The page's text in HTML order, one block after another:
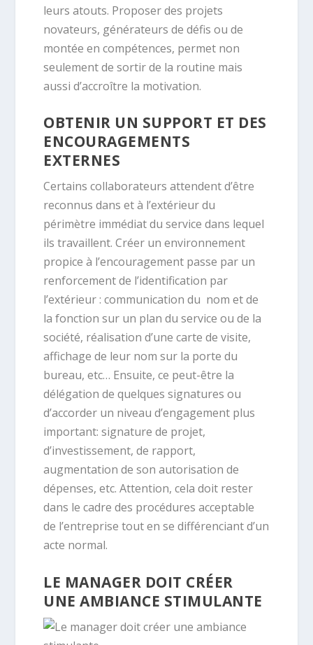
leurs atouts. Proposer des projets
novateurs, générateurs de défis ou de
montée en compétences, permet non
seulement de sortir de la routine mais
aussi d’accroître la motivation.
OBTENIR UN SUPPORT ET DES
ENCOURAGEMENTS
EXTERNES
Certains collaborateurs attendent d’être
reconnus dans et à l’extérieur du
périmètre immédiat du service dans lequel
ils travaillent. Créer un environnement
propice à l’encouragement passe par un
renforcement de l’identification par
l’extérieur : communication du nom et de
la fonction sur un plan du service ou de la
société, réalisation d’une carte de visite,
affichage de leur nom sur la porte du
bureau, etc… Ensuite, ce peut-être la
délégation de quelques signatures ou
d’accorder un niveau d’engagement plus
important: signature de projet,
d’investissement, de rapport,
augmentation de son autorisation de
dépenses, etc. Attention, cela doit rester
dans le cadre des procédures acceptable
de l’entreprise tout en se différenciant d’un
acte normal.
LE MANAGER DOIT CRÉER
UNE AMBIANCE STIMULANTE